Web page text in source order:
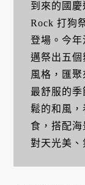
到來的國
Rock 打狗
登場。今
邁祭出五
風格，匯
最舒服的
鬆的和風
食，搭配
對天光美、